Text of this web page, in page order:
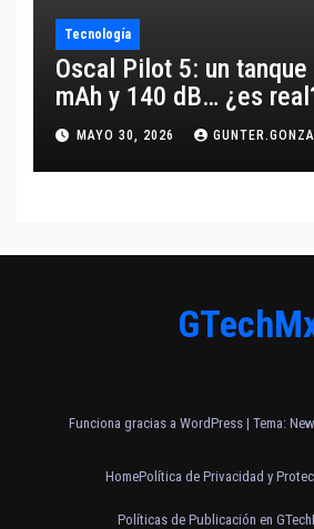
Tecnología
Oscal Pilot 5: un tanque
mAh y 140 dB… ¿es
MAYO 30, 2026
Funciona gracias a WordPress | Tema:
HomePolítica de Privacidad y
Políticas de Publicación en